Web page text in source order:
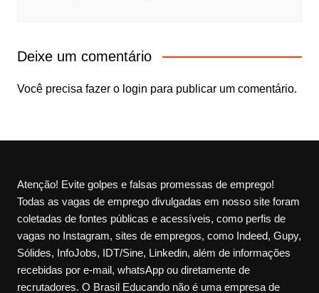
Deixe um comentário
Você precisa fazer o login para publicar um comentário.
Atenção! Evite golpes e falsas promessas de emprego!
Todas as vagas de emprego divulgadas em nosso site foram
coletadas de fontes públicas e acessíveis, como perfis de
vagas no Instagram, sites de empregos, como Indeed, Gupy,
Sólides, InfoJobs, IDT/Sine, Linkedin, além de informações
recebidas por e-mail, whatsApp ou diretamente de
recrutadores. O Brasil Educando não é uma empresa de